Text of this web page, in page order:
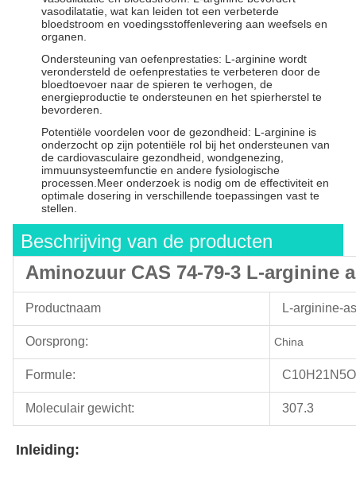
vasodilatatie, wat kan leiden tot een verbeterde
bloedstroom en voedingsstoffenlevering aan weefsels en
organen.
Ondersteuning van oefenprestaties: L-arginine wordt
verondersteld de oefenprestaties te verbeteren door de
bloedtoevoer naar de spieren te verhogen, de
energieproductie te ondersteunen en het spierherstel te
bevorderen.
Potentiële voordelen voor de gezondheid: L-arginine is
onderzocht op zijn potentiële rol bij het ondersteunen van
de cardiovasculaire gezondheid, wondgenezing,
immuunsysteemfunctie en andere fysiologische
processen.Meer onderzoek is nodig om de effectiviteit en
optimale dosering in verschillende toepassingen vast te
stellen.
Beschrijving van de producten
Aminozuur CAS 74-79-3 L-arginine
Productnaam L-arginine-
Oorsprong: China
Formule:
Moleculair gewicht: 307.3
Inleiding: